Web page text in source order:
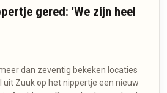
gered: 'We zijn heel
dan zeventig bekeken locaties
uit Zuuk op het nippertje een nieuw